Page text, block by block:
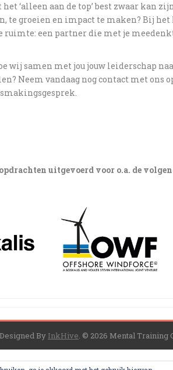
‘alleen aan de top’ best zwaar kan
te groeien en impact te maken? Bij het
ruimte: een partner die met je
wij samen met jou jouw leiderschap
Neem vandaag nog contact met ons
uitgevoerd voor o.a. de
Designed By InkHive. © 2026 Mental Training